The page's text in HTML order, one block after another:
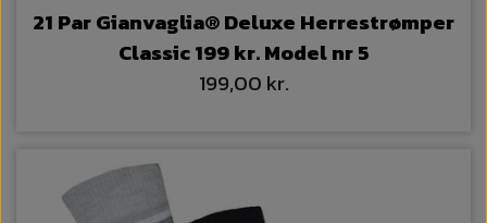
21 Par Gianvaglia® Deluxe Herrestrømper
Classic 199 kr. Model nr 5
199,00 kr.